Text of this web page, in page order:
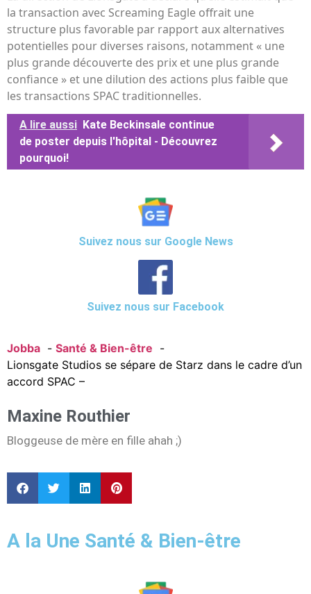
la transaction avec Screaming Eagle offrait une
structure plus favorable par rapport aux alternatives
potentielles pour diverses raisons, notamment « une
plus grande découverte des prix et une plus grande
confiance » et une dilution des actions plus faible que
les transactions SPAC traditionnelles.
A lire aussi Kate Beckinsale continue
de poster depuis l'hôpital - Découvrez
pourquoi!
Suivez nous sur Google News
Suivez nous sur Facebook
Jobba
Santé & Bien-être
Lionsgate Studios se sépare de Starz dans le cadre d’un
accord SPAC –
Maxine Routhier
Bloggeuse de mère en fille ahah ;)
A la Une Santé & Bien-être